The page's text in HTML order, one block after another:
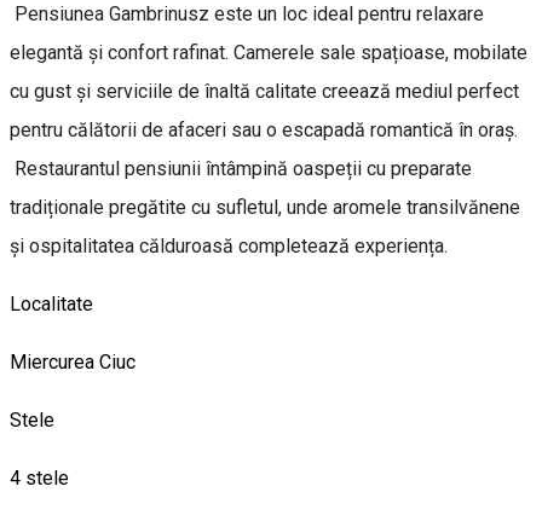
Pensiunea Gambrinusz este un loc ideal pentru relaxare
elegantă și confort rafinat. Camerele sale spațioase, mobilate
cu gust și serviciile de înaltă calitate creează mediul perfect
pentru călătorii de afaceri sau o escapadă romantică în oraș.
Restaurantul pensiunii întâmpină oaspeții cu preparate
tradiționale pregătite cu sufletul, unde aromele transilvănene
și ospitalitatea călduroasă completează experiența.
Localitate
Miercurea Ciuc
Stele
4 stele